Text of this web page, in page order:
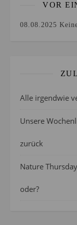
VOR
08.08.2025
Alle irgendwie
Unsere
zurück
Nature
oder?